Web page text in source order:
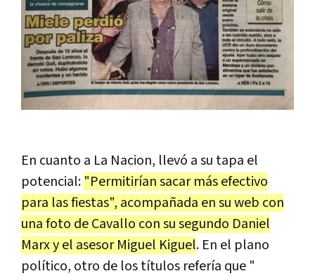
En cuanto a La Nacion, llevó a su tapa el
potencial: "Permitirían sacar más efectivo
para las fiestas", acompañada en su web con
una foto de Cavallo con su segundo Daniel
Marx y el asesor Miguel Kiguel. En el plano
político, otro de los títulos refería que "